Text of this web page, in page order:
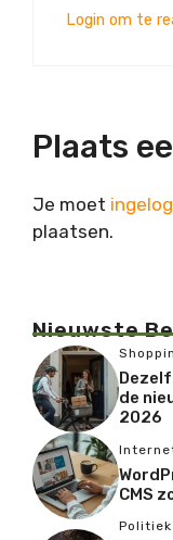
Login om te
Plaats
Je moet
plaatsen.
Nieuwste
de
2026
CMS